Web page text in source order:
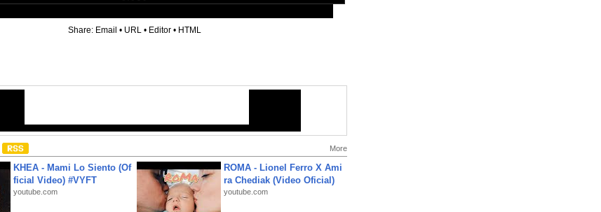
Share: Email • URL • Editor • HTML
More
KHEA - Mami Lo Siento (Of
ficial Video) #VYFT
youtube.com
ROMA - Lionel Ferro X Ami
ra Chediak (Video Oficial)
youtube.com